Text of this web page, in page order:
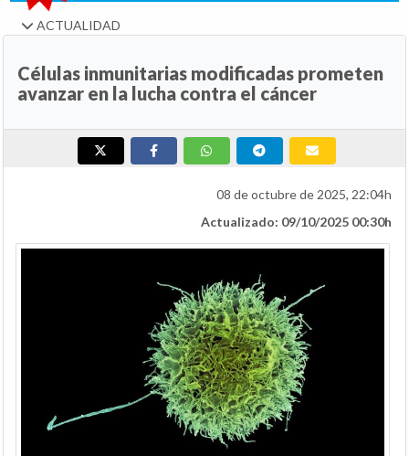
ACTUALIDAD
Células inmunitarias modificadas prometen
avanzar en la lucha contra el cáncer
08 de octubre de 2025, 22:04h
Actualizado: 09/10/2025 00:30h